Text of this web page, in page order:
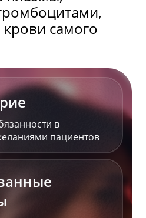
самого
в
пациентов